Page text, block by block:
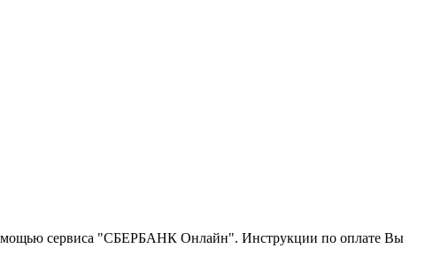
помощью сервиса "СБЕРБАНК Онлайн". Инструкции по оплате Вы